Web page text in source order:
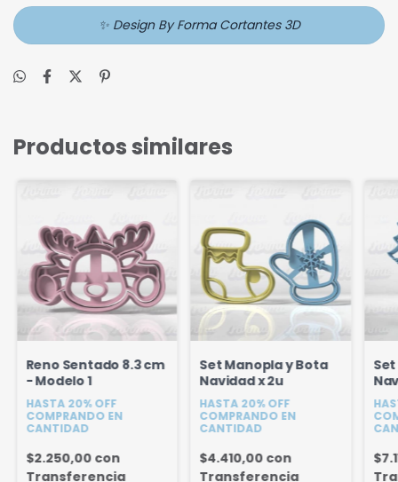
✨ Design By Forma Cortantes 3D
Productos similares
Reno Sentado 8.3 cm
- Modelo 1
HASTA 20% OFF
COMPRANDO EN
CANTIDAD
$2.250,00 con
Transferencia
Set Manopla y Bota
Navidad x 2u
HASTA 20% OFF
COMPRANDO EN
CANTIDAD
$4.410,00 con
Transferencia